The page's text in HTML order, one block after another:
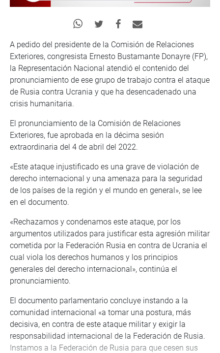
A pedido del presidente de la Comisión de Relaciones
Exteriores, congresista Ernesto Bustamante Donayre (FP),
la Representación Nacional atendió el contenido del
pronunciamiento de ese grupo de trabajo contra el ataque
de Rusia contra Ucrania y que ha desencadenado una
crisis humanitaria.
El pronunciamiento de la Comisión de Relaciones
Exteriores, fue aprobada en la décima sesión
extraordinaria del 4 de abril del 2022.
«Este ataque injustificado es una grave de violación de
derecho internacional y una amenaza para la seguridad
de los países de la región y el mundo en general», se lee
en el documento.
«Rechazamos y condenamos este ataque, por los
argumentos utilizados para justificar esta agresión militar
cometida por la Federación Rusia en contra de Ucrania el
cual viola los derechos humanos y los principios
generales del derecho internacional», continúa el
pronunciamiento.
El documento parlamentario concluye instando a la
comunidad internacional «a tomar una postura, más
decisiva, en contra de este ataque militar y exigir la
responsabilidad internacional de la Federación de Rusia.
Instamos a la Federación de Rusia para que cesen sus